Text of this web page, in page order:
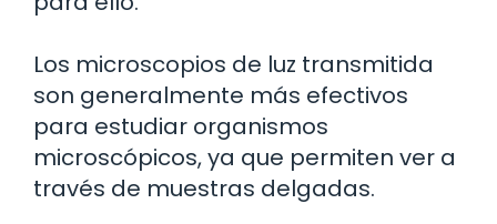
Los microscopios de luz transmitida
son generalmente más efectivos
para estudiar organismos
microscópicos, ya que permiten ver a
través de muestras delgadas.